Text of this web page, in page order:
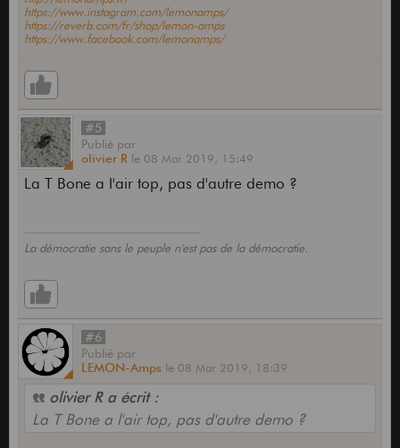
https://www.instagram.com/lemonamps/
https://reverb.com/fr/shop/lemon-amps
https://www.facebook.com/lemonamps/
#5
Publié par
olivier R le 08 Mar 2019, 15:49
La T Bone a l'air top, pas d'autre demo ?
La démocratie sans le peuple n'est pas de la démocratie.
#6
Publié par
LEMON-Amps le 08 Mar 2019, 18:39
olivier R a écrit :
La T Bone a l'air top, pas d'autre demo ?